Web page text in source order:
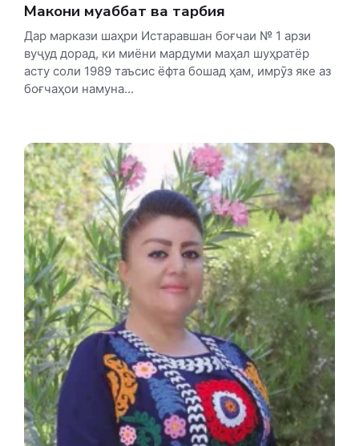
Макони муҳаббат ва тарбия
Дар маркази шаҳри Истаравшан боғчаи № 1 арзи
вуҷуд дорад, ки миёни мардуми маҳал шуҳратёр
асту соли 1989 таъсис ёфта бошад ҳам, имрӯз яке аз
боғчаҳои намуна...